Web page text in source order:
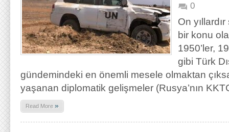
0
On
bir konu
1950’ler,
gibi Türk
gündemindeki en önemli mesele olmaktan
yaşanan diplomatik gelişmeler (Rusya’nın
Read More »